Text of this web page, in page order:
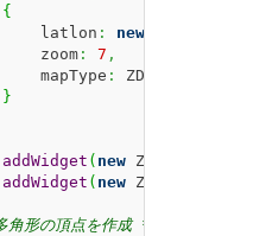
{
latlon
: new
zoom
: 7 ,
mapType
: ZDC.
}
addWidget ( new ZDC.
addWidget ( new ZDC.
形の頂点を作成 */